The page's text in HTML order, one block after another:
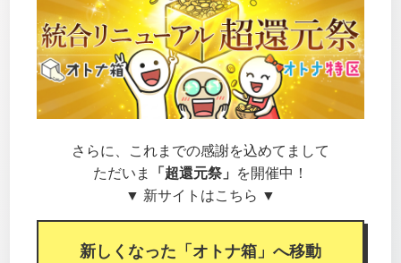
さらに、これまでの感謝を込めてまして
ただいま 「超還元祭」 を開催中！
▼ 新サイトはこちら ▼
新しくなった「オトナ箱」へ移動